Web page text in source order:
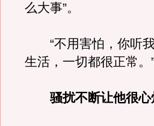
么大事”。
“不用害怕，你听我
生活，一切都很正常。
骚扰不断让他很心